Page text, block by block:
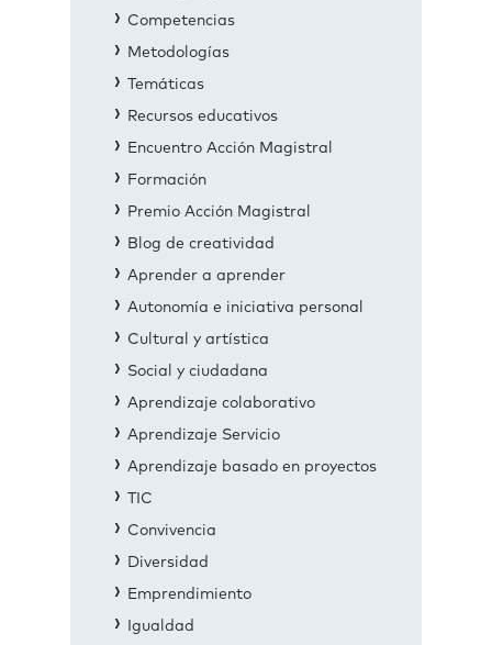
Competencias
Metodologías
Temáticas
Recursos educativos
Encuentro Acción Magistral
Formación
Premio Acción Magistral
Blog de creatividad
Aprender a aprender
Autonomía e iniciativa personal
Cultural y artística
Social y ciudadana
Aprendizaje colaborativo
Aprendizaje Servicio
Aprendizaje basado en proyectos
TIC
Convivencia
Diversidad
Emprendimiento
Igualdad